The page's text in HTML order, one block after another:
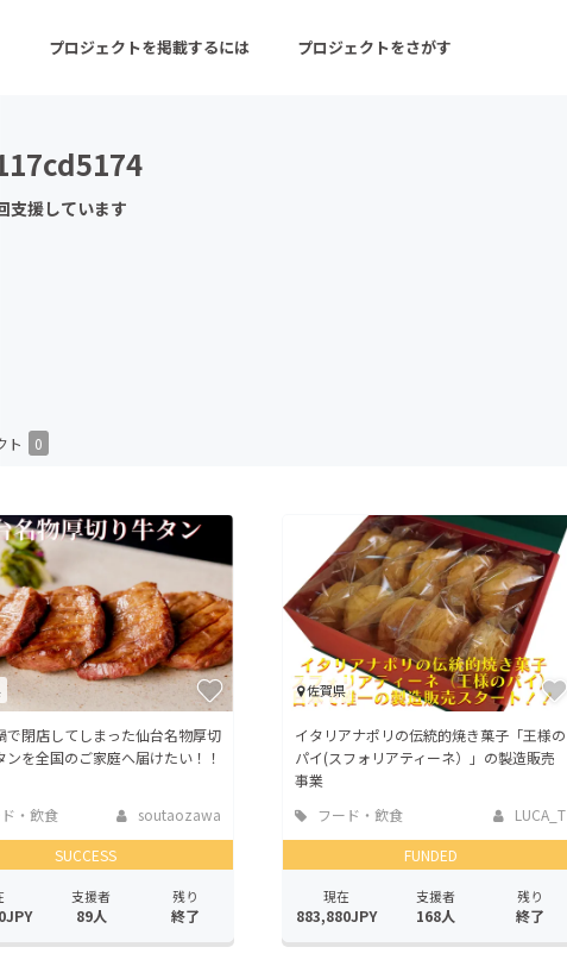
プロジェクトを掲載するには プロジェクトをさがす
ン 注目の新着プロジェクト
チャレンジ
CAMPFIRE for Social Good
CAMPFIRE Creation
CAMPFIREふるさと納税
machi-ya コミュニティ
支援しています
ト 0
で閉店してしまった仙台名物厚切
ンを全国のご家庭へ届けたい！！
・飲食
soutaozawa
SUCCESS
支援者
89人
残り
終了
佐賀県
イタリアナポリの伝統的焼き菓子「王様の
パイ(スフォリアティーネ）」の製造販売
事業
フード・飲食
LUCA_T
FUNDED
現在
883,880JPY
支援者
168人
残り
終了